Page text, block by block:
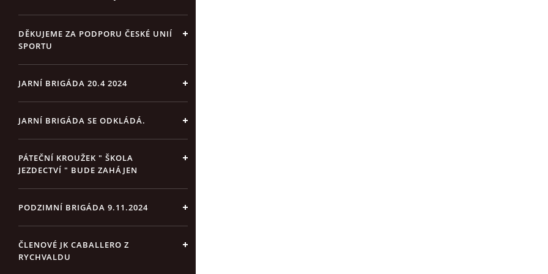
DĚKUJEME ZA PODPORU ČESKÉ UNIÍ
SPORTU
JARNÍ BRIGÁDA 20.4 2024
JARNÍ BRIGÁDA SE ODKLÁDÁ.
PÁTEČNÍ KROUŽEK " ŠKOLA
JEZDECTVÍ " BUDE ZAHÁJEN
PODZIMNÍ BRIGÁDA 9.11.2024
ČLENOVÉ JK CABALLERO Z
RYCHVALDU